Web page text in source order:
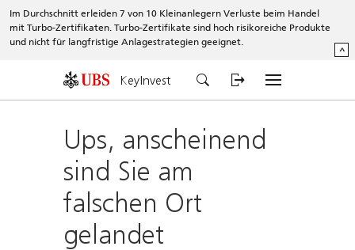
Im Durchschnitt erleiden 7 von 10 Kleinanlegern Verluste beim Handel
mit Turbo-Zertifikaten. Turbo-Zertifikate sind hoch risikoreiche Produkte
und nicht für langfristige Anlagestrategien geeignet.
^
KeyInvest
Ups, anscheinend
sind Sie am
falschen Ort
gelandet